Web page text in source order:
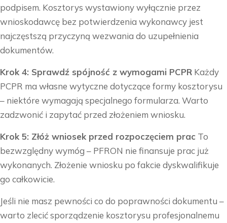
podpisem. Kosztorys wystawiony wyłącznie przez
wnioskodawcę bez potwierdzenia wykonawcy jest
najczęstszą przyczyną wezwania do uzupełnienia
dokumentów.
Krok 4: Sprawdź spójność z wymogami PCPR Każdy
PCPR ma własne wytyczne dotyczące formy kosztorysu
– niektóre wymagają specjalnego formularza. Warto
zadzwonić i zapytać przed złożeniem wniosku.
Krok 5: Złóż wniosek przed rozpoczęciem prac To
bezwzględny wymóg – PFRON nie finansuje prac już
wykonanych. Złożenie wniosku po fakcie dyskwalifikuje
go całkowicie.
Jeśli nie masz pewności co do poprawności dokumentu –
warto zlecić sporządzenie kosztorysu profesjonalnemu